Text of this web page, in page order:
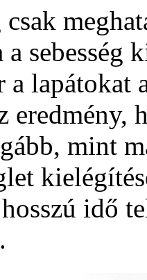
sebesség
lapátokat
mint
idő